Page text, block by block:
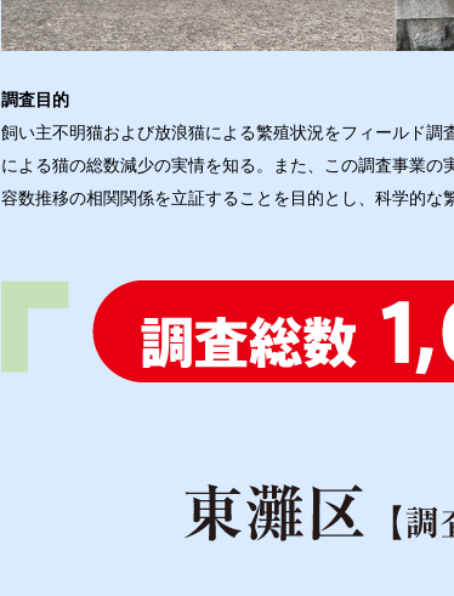
調査目的
飼い主不明猫および放浪猫による繁殖状況をフィールド調
による猫の総数減少の実情を知る。また、この調査事業の
容数推移の相関関係を立証することを目的とし、科学的な